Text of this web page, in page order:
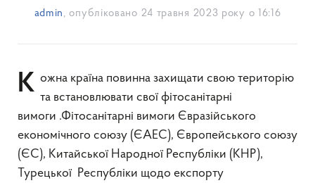
admin , опубліковано 24 травня 2023 року о 16:16
Кожна країна повинна захищати свою територію та встановлювати свої фітосанітарні
вимоги .Фітосанітарні вимоги Євразійського
економічного союзу (ЄАЕС), Європейського союзу
(ЄС), Китайської Народної Республіки (КНР),
Турецької Республіки щодо експорту